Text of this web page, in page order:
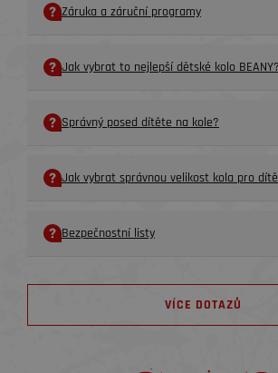
Záruka a záruční programy
Jak vybrat to nejlepší dětské kolo BEANY?
Správný posed dítěte na kole?
Jak vybrat správnou velikost kola pro
Bezpečnostní listy
VÍCE DOTAZŮ